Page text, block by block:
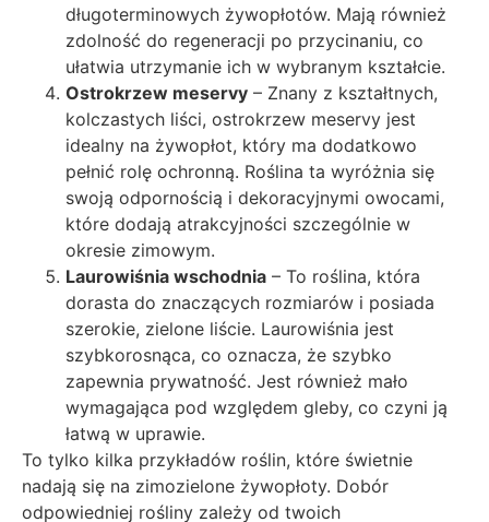
długoterminowych żywopłotów. Mają również
zdolność do regeneracji po przycinaniu, co
ułatwia utrzymanie ich w wybranym kształcie.
Ostrokrzew meservy – Znany z kształtnych,
kolczastych liści, ostrokrzew meservy jest
idealny na żywopłot, który ma dodatkowo
pełnić rolę ochronną. Roślina ta wyróżnia się
swoją odpornością i dekoracyjnymi owocami,
które dodają atrakcyjności szczególnie w
okresie zimowym.
Laurowiśnia wschodnia – To roślina, która
dorasta do znaczących rozmiarów i posiada
szerokie, zielone liście. Laurowiśnia jest
szybkorosnąca, co oznacza, że szybko
zapewnia prywatność. Jest również mało
wymagająca pod względem gleby, co czyni ją
łatwą w uprawie.
To tylko kilka przykładów roślin, które świetnie
nadają się na zimozielone żywopłoty. Dobór
odpowiedniej rośliny zależy od twoich